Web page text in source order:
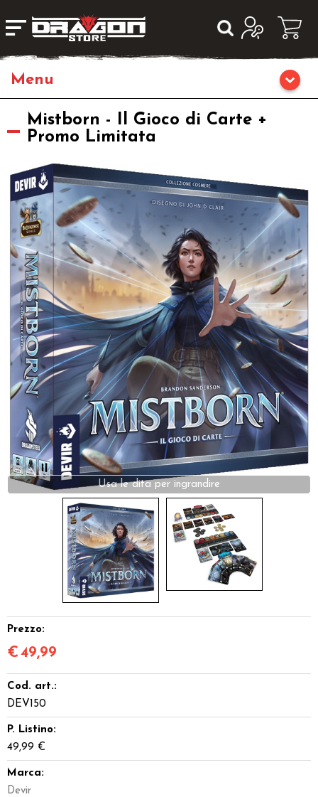
Giochi da Tavolo
Librigame
Editoria
Giochi di Carte Collezionabili
Miniature
Dadi
Accessori
Giocattoli e Gadget
Offerte del Dragone
Mistborn - Il Gioco di Carte +
Promo Limitata
Prezzo:
€49,99
Cod. art.:
DEV150
P. Listino:
49,99 €
Marca:
Devir